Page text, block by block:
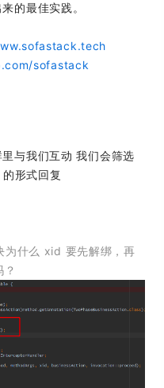
的最佳实践。
sofastack
与我们互动 我们会筛选
形式回复
为什么 xid 要先解绑，再